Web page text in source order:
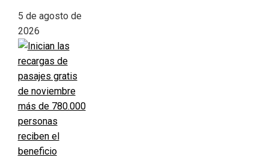
5 de agosto de
2026